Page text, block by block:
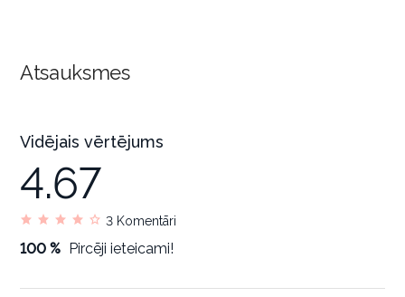
Atsauksmes
Vidējais vērtējums
4.67
3 Komentāri
100 % Pircēji ieteicami!